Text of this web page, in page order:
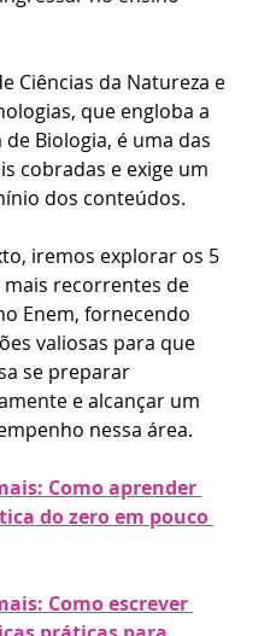
Ciências da Natureza e
que engloba a
Biologia, é uma das
cobradas e exige um
dos conteúdos.
iremos explorar os 5
recorrentes de
Enem, fornecendo
valiosas para que
se preparar
e alcançar um
nessa área.
Como aprender
do zero em pouco
Como escrever